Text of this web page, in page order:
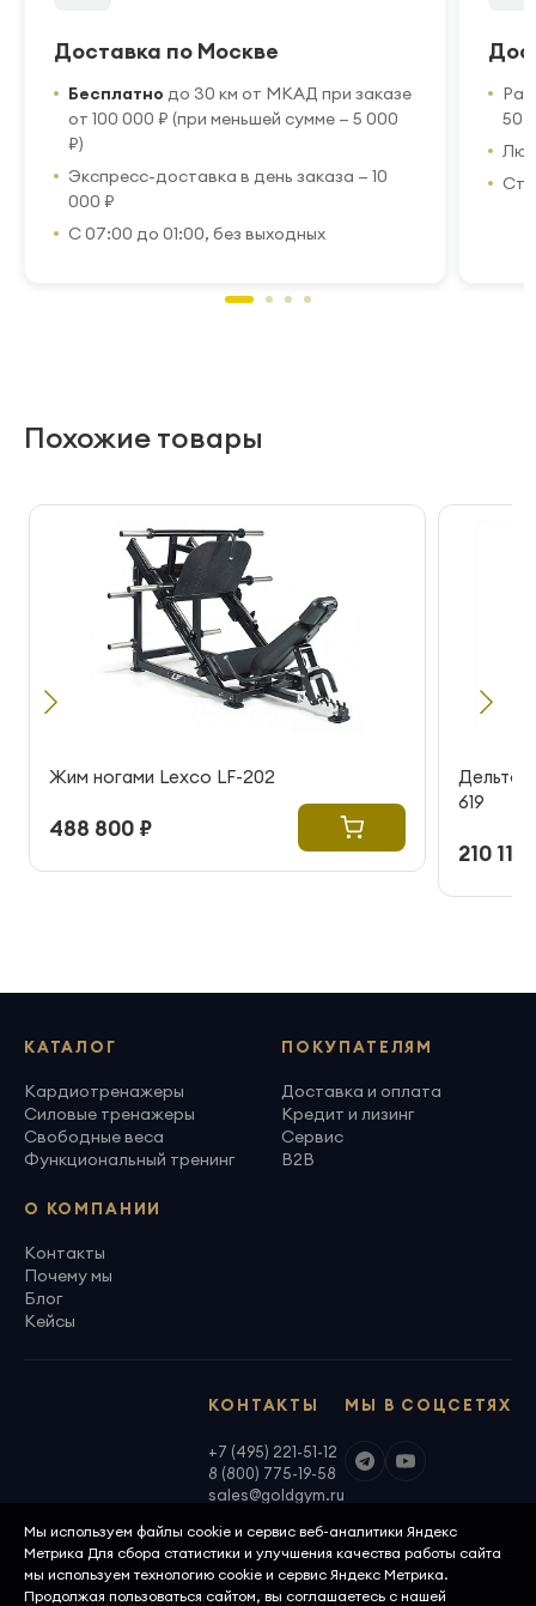
Доставка по Москве
Бесплатно до 30 км от МКАД при заказе
от 100 000 ₽ (при меньшей сумме — 5 000
₽)
Экспресс-доставка в день заказа — 10
000 ₽
С 07:00 до 01:00, без выходных
50
Похожие товары
Жим ногами Lexco LF-202
488 800 ₽
619
210 115
КАТАЛОГ
Кардиотренажеры
Силовые тренажеры
Свободные веса
Функциональный тренинг
ПОКУПАТЕЛЯМ
Доставка и оплата
Кредит и лизинг
Сервис
B2B
О КОМПАНИИ
Контакты
Почему мы
Блог
Кейсы
МЫ В СОЦСЕТЯХ
КОНТАКТЫ
+7 (495) 221-51-12
8 (800) 775-19-58
sales@goldgym.ru
ООО «Голденджим» · ОГРН 1097746699940
Мы используем файлы cookie и сервис веб-аналитики Яндекс
Метрика Для сбора статистики и улучшения качества работы сайта
мы используем технологию cookie и сервис Яндекс Метрика.
Продолжая пользоваться сайтом, вы соглашаетесь с нашей